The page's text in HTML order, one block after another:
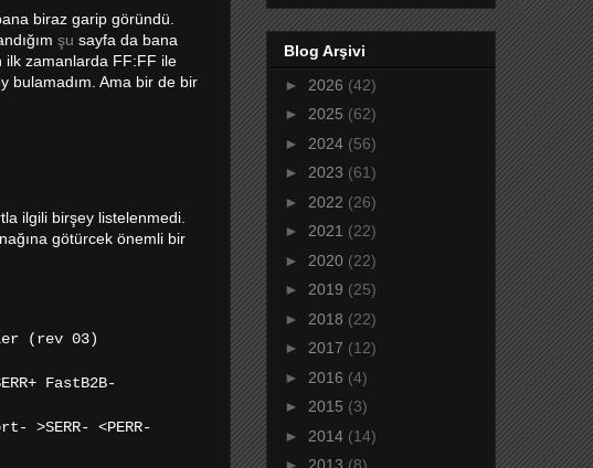
biraz garip göründü.
şu sayfa da bana
ilk zamanlarda FF:FF ile
bulamadım. Ama bir de bir
ilgili birşey listelenmedi.
götürcek önemli bir
(rev 03)
FastB2B-
>SERR- <PERR-
Blog Arşivi
► 2026 (42)
► 2025 (62)
► 2024 (56)
► 2023 (61)
► 2022 (26)
► 2021 (22)
► 2020 (22)
► 2019 (25)
► 2018 (22)
► 2017 (12)
► 2016 (4)
► 2015 (3)
► 2014 (14)